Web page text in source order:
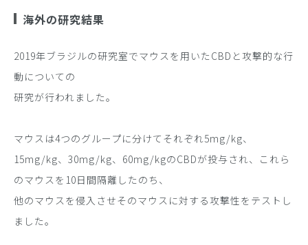
海外の研究結果
2019年ブラジルの研究室でマウスを用いたCBDと攻撃的な行
動についての
研究が行われました。
マウスは4つのグループに分けてそれぞれ5mg/kg、
15mg/kg、30mg/kg、60mg/kgのCBDが投与され、これら
のマウスを10日間隔離したのち、
他のマウスを侵入させそのマウスに対する攻撃性をテストし
ました。